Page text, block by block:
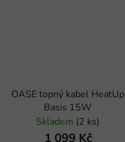
OASE topný kabel HeatUp
Basis 15W
Skladem (2 ks)
1 099 Kč